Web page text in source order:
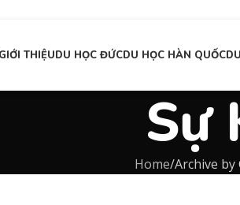
GIỚI THIỆUDU HỌC ĐỨCDU HỌC HÀN QUỐC
Sự
Home Archive by